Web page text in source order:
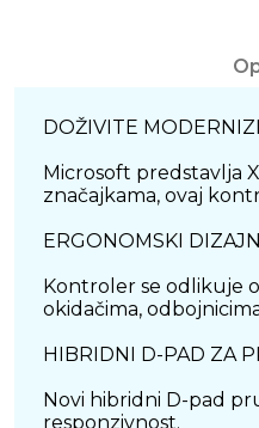
DOŽIVITE
Microsoft predstavlja
značajkama, ovaj
ERGONOMSKI
Kontroler se odlikuje
okidačima,
HIBRIDNI D-PAD ZA
Novi hibridni D-pad
responzivnost.